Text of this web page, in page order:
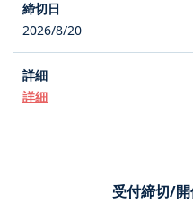
2026/8/20
詳細
受付締切/